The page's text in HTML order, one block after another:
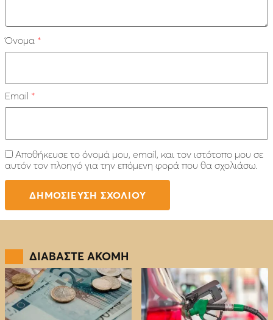
Όνομα *
Email *
Αποθήκευσε το όνομά μου, email, και τον ιστότοπο μου σε
αυτόν τον πλοηγό για την επόμενη φορά που θα σχολιάσω.
ΔΙΑΒΑΣΤΕ ΑΚΟΜΗ